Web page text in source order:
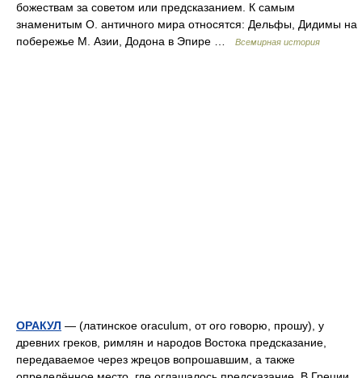
божествам за советом или предсказанием. К самым
знаменитым О. античного мира относятся: Дельфы, Дидимы на
побережье М. Азии, Додона в Эпире …
Всемирная история
ОРАКУЛ — (латинское oraculum, от oro говорю, прошу), у
древних греков, римлян и народов Востока предсказание,
передаваемое через жрецов вопрошавшим, а также